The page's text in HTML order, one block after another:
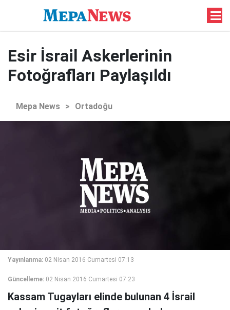
Esir İsrail Askerlerinin
Fotoğrafları Paylaşıldı
Mepa News > Ortadoğu
Yayınlanma: 02 Nisan 2016 Cumartesi 07:13
Güncelleme: 02 Nisan 2016 Cumartesi 07:23
Kassam Tugayları elinde bulunan 4 İsrail